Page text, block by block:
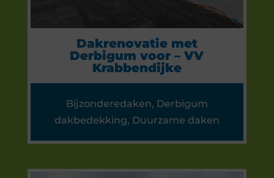
Dakrenovatie met
Derbigum voor – VV
Krabbendijke
Bijzonderedaken, Derbigum
dakbedekking, Duurzame daken